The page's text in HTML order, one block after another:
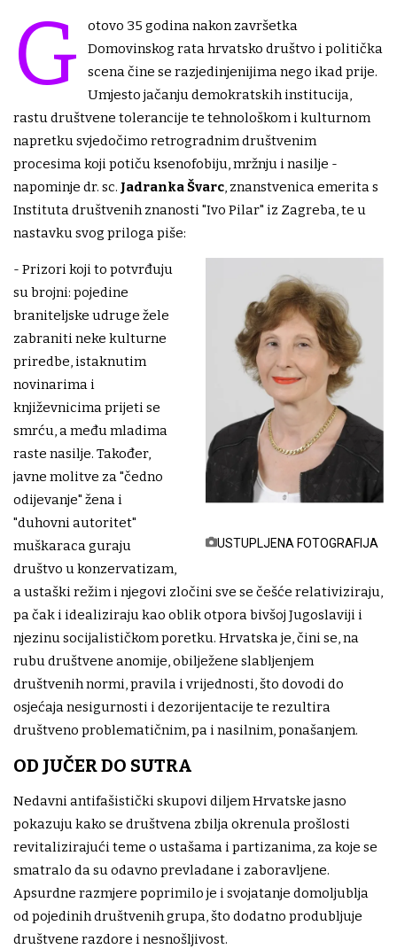
G
otovo 35 godina nakon završetka
Domovinskog rata hrvatsko društvo i politička
scena čine se razjedinjenijima nego ikad prije.
Umjesto jačanju demokratskih institucija,
rastu društvene tolerancije te tehnološkom i kulturnom
napretku svjedočimo retrogradnim društvenim
procesima koji potiču ksenofobiju, mržnju i nasilje -
napominje dr. sc. Jadranka Švarc, znanstvenica emerita s
Instituta društvenih znanosti "Ivo Pilar" iz Zagreba, te u
nastavku svog priloga piše:
USTUPLJENA FOTOGRAFIJA
- Prizori koji to potvrđuju
su brojni: pojedine
braniteljske udruge žele
zabraniti neke kulturne
priredbe, istaknutim
novinarima i
književnicima prijeti se
smrću, a među mladima
raste nasilje. Također,
javne molitve za "čedno
odijevanje" žena i
"duhovni autoritet"
muškaraca guraju
društvo u konzervatizam,
a ustaški režim i njegovi zločini sve se češće relativiziraju,
pa čak i idealiziraju kao oblik otpora bivšoj Jugoslaviji i
njezinu socijalističkom poretku. Hrvatska je, čini se, na
rubu društvene anomije, obilježene slabljenjem
društvenih normi, pravila i vrijednosti, što dovodi do
osjećaja nesigurnosti i dezorijentacije te rezultira
društveno problematičnim, pa i nasilnim, ponašanjem.
OD JUČER DO SUTRA
Nedavni antifašistički skupovi diljem Hrvatske jasno
pokazuju kako se društvena zbilja okrenula prošlosti
revitalizirajući teme o ustašama i partizanima, za koje se
smatralo da su odavno prevladane i zaboravljene.
Apsurdne razmjere poprimilo je i svojatanje domoljublja
od pojedinih društvenih grupa, što dodatno produbljuje
društvene razdore i nesnošljivost.